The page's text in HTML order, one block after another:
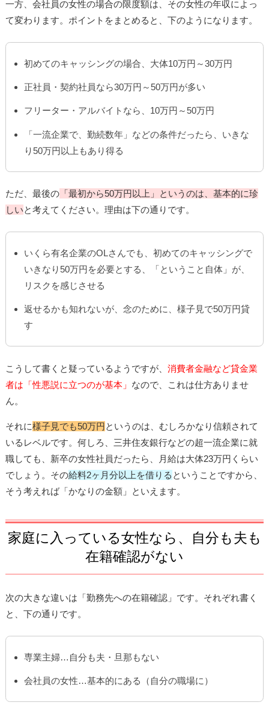
一方、会社員の女性の場合の限度額は、その女性の年収によっ
て変わります。ポイントをまとめると、下のようになります。
初めてのキャッシングの場合、大体10万円～30万円
正社員・契約社員なら30万円～50万円が多い
フリーター・アルバイトなら、10万円～50万円
「一流企業で、勤続数年」などの条件だったら、いきな
り50万円以上もあり得る
ただ、最後の 「最初から50万円以上」というのは、基本的に珍
しいと考えてください。理由は下の通りです。
いくら有名企業のOLさんでも、初めてのキャッシングで
いきなり50万円を必要とする、「ということ自体」が、
リスクを感じさせる
返せるかも知れないが、念のために、様子見で50万円貸
す
こうして書くと疑っているようですが、消費者金融など貸金業
者は「性悪説に立つのが基本」 なので、これは仕方ありませ
ん。
それに様子見でも50万円というのは、むしろかなり信頼されて
いるレベルです。何しろ、三井住友銀行などの超一流企業に就
職しても、新卒の女性社員だったら、月給は大体23万円くらい
でしょう。その給料2ヶ月分以上を借りる ということですから、
そう考えれば「かなりの金額」といえます。
家庭に入っている女性なら、自分も夫も
在籍確認がない
次の大きな違いは「勤務先への在籍確認」です。それぞれ書く
と、下の通りです。
専業主婦…自分も夫・旦那もない
会社員の女性…基本的にある（自分の職場に）